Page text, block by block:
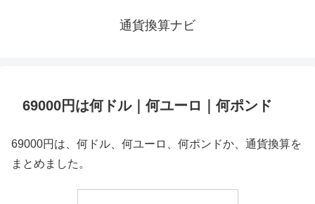
通貨換算ナビ
69000円は何ドル｜何ユーロ｜何ポンド
69000円は、何ドル、何ユーロ、何ポンドか、通貨換算を
まとめました。